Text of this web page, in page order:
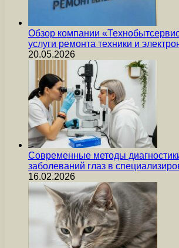
Обзор компании
услуги ремонта техники и
20.05.2026
Современные методы
заболеваний глаз в
16.02.2026